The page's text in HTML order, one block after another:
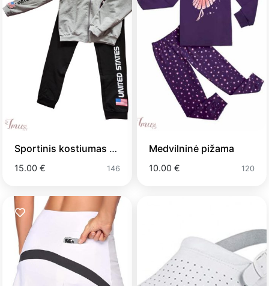
Sportinis kostiumas NASA
15.00 € 146
Medvilninė pižama
10.00 € 120